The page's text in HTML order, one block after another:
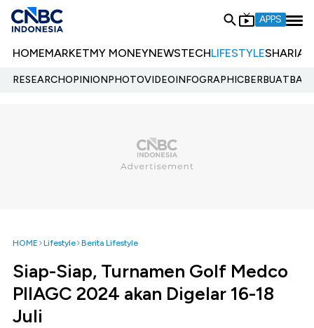
APPS
HOMEMARKETMY MONEYNEWSTECHLIFESTYLESHARIA
RESEARCHOPINIONPHOTOVIDEOINFOGRAPHIC
HOME Lifestyle Berita Lifestyle
Siap-Siap, Turnamen Golf Medco
PIIAGC 2024 akan Digelar 16-18
Juli